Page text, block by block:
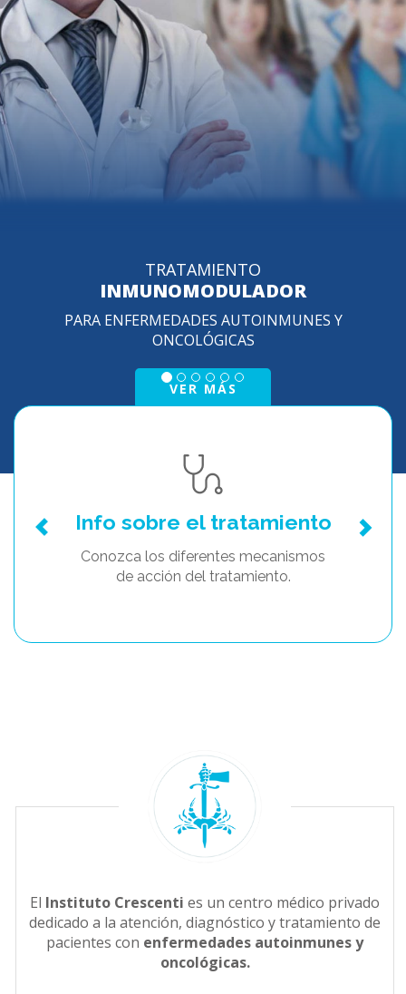
Info sobre el tratamiento
Conozca los diferentes mecanismos
de acción del tratamiento.
El Instituto Crescenti es un centro médico privado
dedicado a la atención, diagnóstico y tratamiento de
pacientes con enfermedades autoinmunes y
oncológicas.